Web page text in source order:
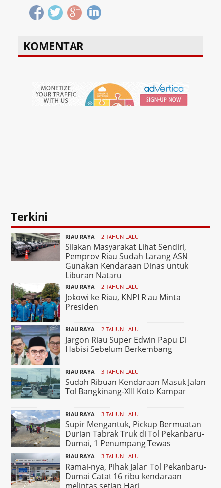
KOMENTAR
Terkini
RIAU RAYA 2 TAHUN LALU
Silakan Masyarakat Lihat Sendiri,
Pemprov Riau Sudah Larang ASN
Gunakan Kendaraan Dinas untuk
Liburan Nataru
RIAU RAYA 2 TAHUN LALU
Jokowi ke Riau, KNPI Riau Minta
Presiden
RIAU RAYA 2 TAHUN LALU
Jargon Riau Super Edwin Papu Di
Habisi Sebelum Berkembang
RIAU RAYA 3 TAHUN LALU
Sudah Ribuan Kendaraan Masuk Jalan
Tol Bangkinang-XIII Koto Kampar
RIAU RAYA 3 TAHUN LALU
Supir Mengantuk, Pickup Bermuatan
Durian Tabrak Truk di Tol Pekanbaru-
Dumai, 1 Penumpang Tewas
RIAU RAYA 3 TAHUN LALU
Ramai-nya, Pihak Jalan Tol Pekanbaru-
Dumai Catat 16 ribu kendaraan
melintas setiap Hari